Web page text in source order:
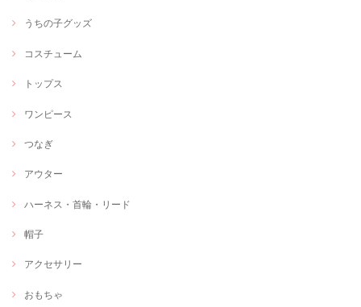
うちの子グッズ
コスチューム
トップス
ワンピース
つなぎ
アウター
ハーネス・首輪・リード
帽子
アクセサリー
おもちゃ